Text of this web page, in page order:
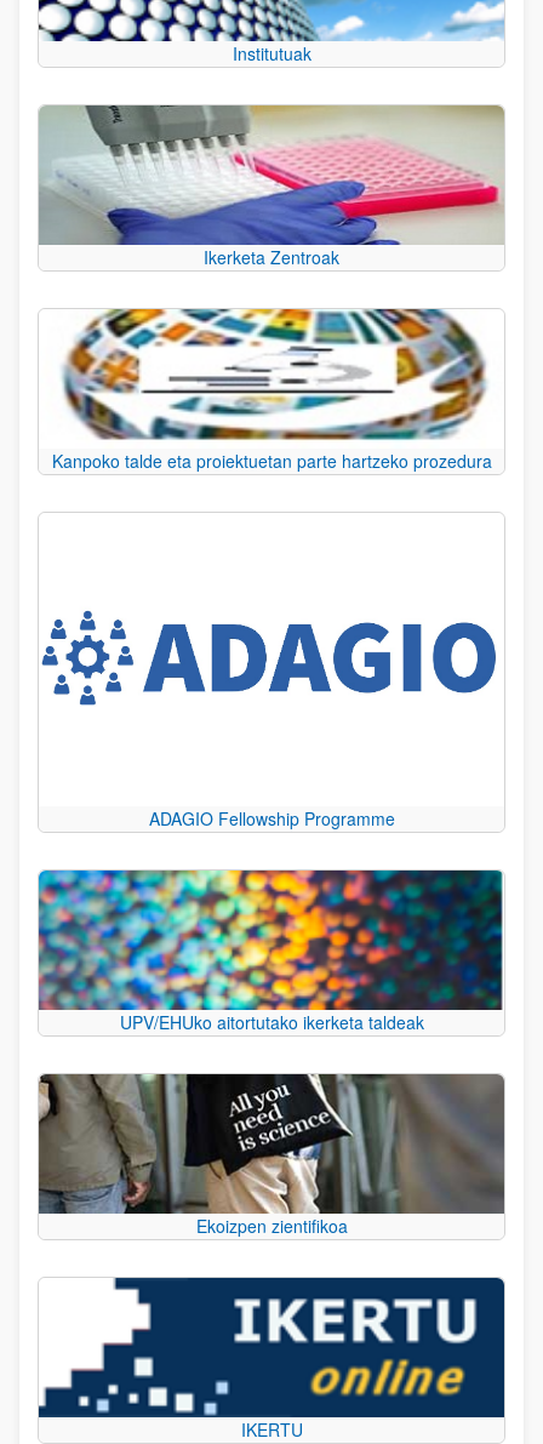
Institutuak
Ikerketa Zentroak
Kanpoko talde eta proiektuetan parte hartzeko prozedura
ADAGIO Fellowship Programme
UPV/EHUko aitortutako ikerketa taldeak
Ekoizpen zientifikoa
IKERTU